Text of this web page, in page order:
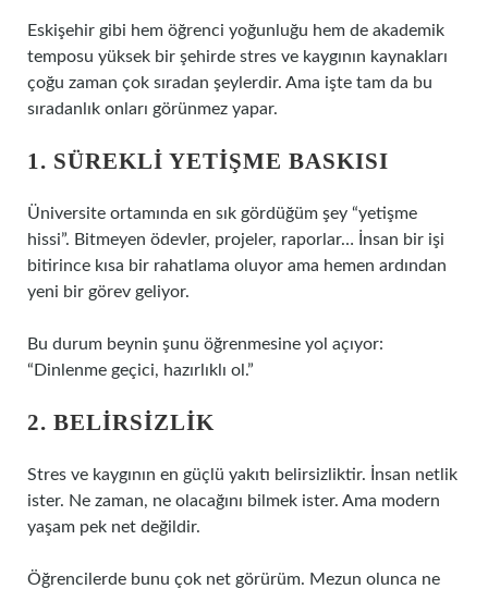
Eskişehir gibi hem öğrenci yoğunluğu hem de akademik
temposu yüksek bir şehirde stres ve kaygının kaynakları
çoğu zaman çok sıradan şeylerdir. Ama işte tam da bu
sıradanlık onları görünmez yapar.
1. SÜREKLI YETIŞME BASKISI
Üniversite ortamında en sık gördüğüm şey “yetişme
hissi”. Bitmeyen ödevler, projeler, raporlar… İnsan bir işi
bitirince kısa bir rahatlama oluyor ama hemen ardından
yeni bir görev geliyor.
Bu durum beynin şunu öğrenmesine yol açıyor:
“Dinlenme geçici, hazırlıklı ol.”
2. BELIRSIZLIK
Stres ve kaygının en güçlü yakıtı belirsizliktir. İnsan netlik
ister. Ne zaman, ne olacağını bilmek ister. Ama modern
yaşam pek net değildir.
Öğrencilerde bunu çok net görürüm. Mezun olunca ne